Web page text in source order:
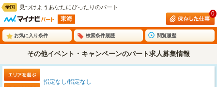
見つけようあなたにぴったりのパート
東海
0
お気に入り条件 検索条件履歴 閲覧履歴
その他イベント・キャンペーンのパート求人募集情報
指定なし/指定なし